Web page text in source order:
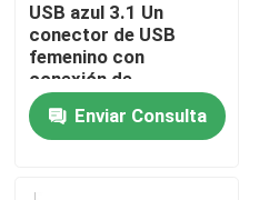
Inicio
USB azul 3.1 Un
conector de USB
femenino con
conexión de
transmisión sexual
PCB 9 pinEnviar Consulta